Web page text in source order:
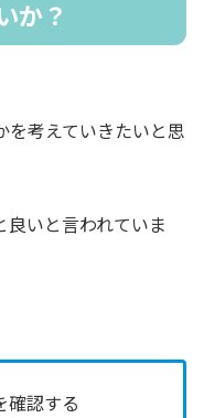
か？
を考えていきたいと思
いと言われていま
確認する